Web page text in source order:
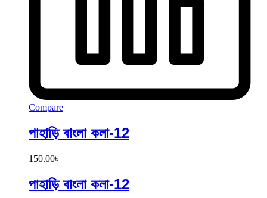
Compare
পাহাড়ি বাংলা কলা-12
150.00৳
পাহাড়ি বাংলা কলা-12